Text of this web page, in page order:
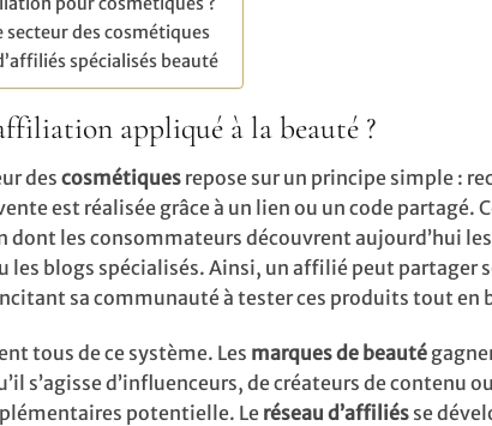
des cosmétiques
spécialisés beauté
appliqué à la beauté ?
des cosmétiques repose sur un principe simple :
est réalisée grâce à un lien ou un code
dont les consommateurs découvrent aujourd’hui
les blogs spécialisés. Ainsi, un affilié peut partager
sa communauté à tester ces produits tout en
tous de ce système. Les marques de beauté
s’agisse d’influenceurs, de créateurs de contenu
potentielle. Le réseau d’affiliés se